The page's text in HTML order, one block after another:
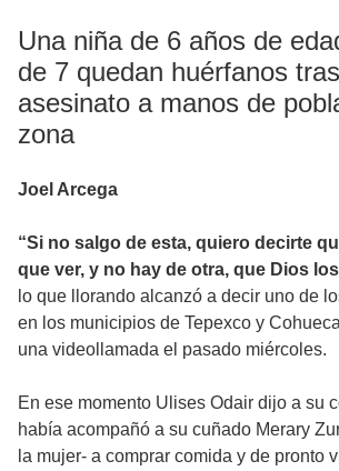
Una niña de 6 años de
de 7 quedan huérfanos
asesinato a manos de
zona
Joel Arcega
“Si no salgo de esta, quiero decirte
que ver, y no hay de otra, que Dios
lo que llorando alcanzó a decir uno de
en los municipios de Tepexco y
una videollamada el pasado miércoles.
En ese momento Ulises Odair dijo a su
había acompañó a su cuñado Merary
la mujer- a comprar comida y de pronto